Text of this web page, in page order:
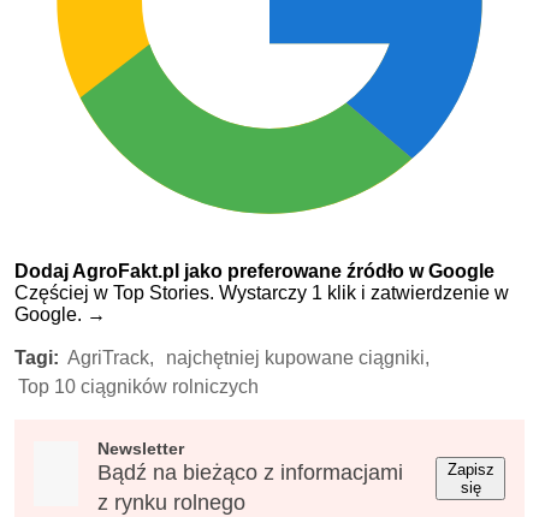
Dodaj AgroFakt.pl jako preferowane źródło w Google
Częściej w Top Stories. Wystarczy 1 klik i zatwierdzenie w
Google. →
Tagi: AgriTrack,
najchętniej kupowane ciągniki,
Top 10 ciągników rolniczych
Newsletter
Bądź na bieżąco z informacjami
z rynku rolnego
Zapisz
się